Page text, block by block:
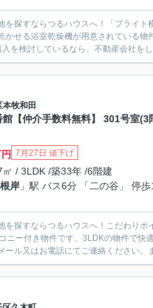
探すならつるハウスへ！「ブライ
せる浴室乾燥機が用意されている
を検討しているなら、不動産会社を
本牧和田
館【仲介手数料無料】 301号室(3
7月27日 値下げ
/ 3LDK /築33年 /6階建
根岸 」駅 バス6分 「二の谷」 停歩
探すならつるハウスへ！こだわり
ニー付き物件です。3LDKの物件で快
ル又はお電話にてご連絡ください。